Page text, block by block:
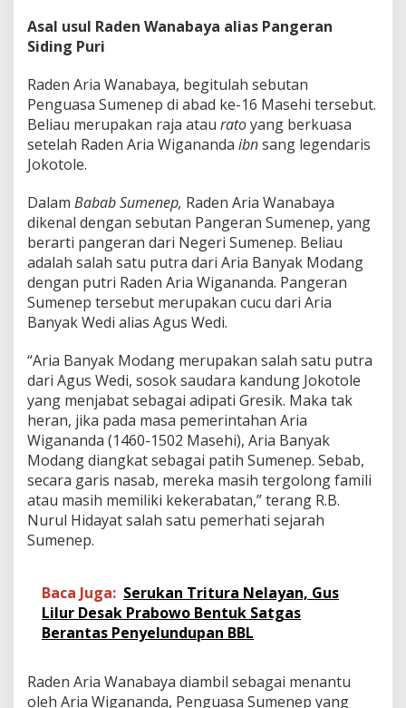
n
g
r
i
Asal usul Raden Wanabaya alias Pangeran
Siding Puri
Raden Aria Wanabaya, begitulah sebutan
Penguasa Sumenep di abad ke-16 Masehi tersebut.
Beliau merupakan raja atau ratoyang berkuasa
setelah Raden Aria Wigananda ibnsang legendaris
Jokotole.
Dalam Babab Sumenep, Raden Aria Wanabaya
dikenal dengan sebutan Pangeran Sumenep, yang
berarti pangeran dari Negeri Sumenep. Beliau
adalah salah satu putra dari Aria Banyak Modang
dengan putri Raden Aria Wigananda. Pangeran
Sumenep tersebut merupakan cucu dari Aria
Banyak Wedi alias Agus Wedi.
“Aria Banyak Modang merupakan salah satu putra
dari Agus Wedi, sosok saudara kandung Jokotole
yang menjabat sebagai adipati Gresik. Maka tak
heran, jika pada masa pemerintahan Aria
Wigananda (1460-1502 Masehi), Aria Banyak
Modang diangkat sebagai patih Sumenep. Sebab,
secara garis nasab, mereka masih tergolong famili
atau masih memiliki kekerabatan,” terang R.B.
Nurul Hidayat salah satu pemerhati sejarah
Sumenep.
Baca Juga: Serukan Tritura Nelayan, Gus
Lilur Desak Prabowo Bentuk Satgas
Berantas Penyelundupan BBL
Raden Aria Wanabaya diambil sebagai menantu
oleh Aria Wigananda, Penguasa Sumenep yang